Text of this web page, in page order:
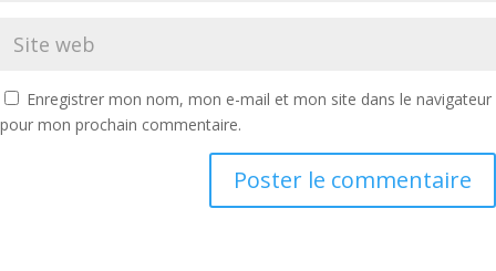
Enregistrer mon nom, mon e-mail et mon site dans le navigateur
pour mon prochain commentaire.